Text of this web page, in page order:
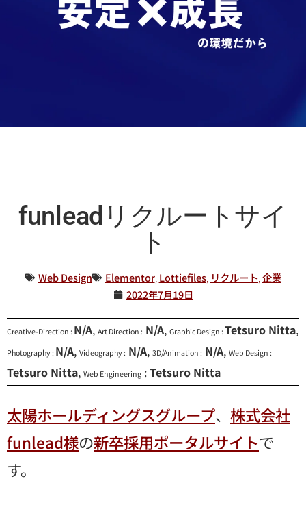
funleadリクルートサイ
ト
Web Design Elementor, Lottiefiles, リクルート 企業
2022年7月19日
Creative-Direction : N/A, Art Direction : N/A, Graphic Design : Tetsuro Nitta,
Photography : N/A, Videography : N/A, 3D/Animation : N/A, Web Design :
Tetsuro Nitta, Web Engineering :Tetsuro Nitta
太陽ホールディングスグループ、 株式会社
funlead様の新卒採用ポータルサイトで
す。